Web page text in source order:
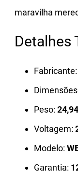
maravilha
Detalhes
Fabricante:
Peso:
Voltagem:
Modelo:
Garantia: